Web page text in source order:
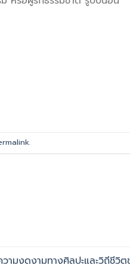
.
วามงดงามทางศิลปะและวิถีชีวิ